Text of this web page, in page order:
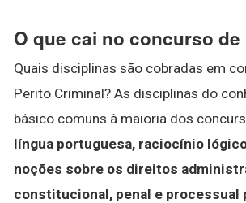
O que cai no concurso
Quais disciplinas são cobradas em
Perito Criminal? As disciplinas do
básico comuns à maioria dos
língua portuguesa, raciocínio
noções sobre os direitos
constitucional, penal e processual